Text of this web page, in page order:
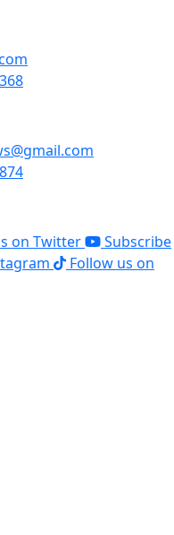
on Twitter
Subscribe
Follow us on